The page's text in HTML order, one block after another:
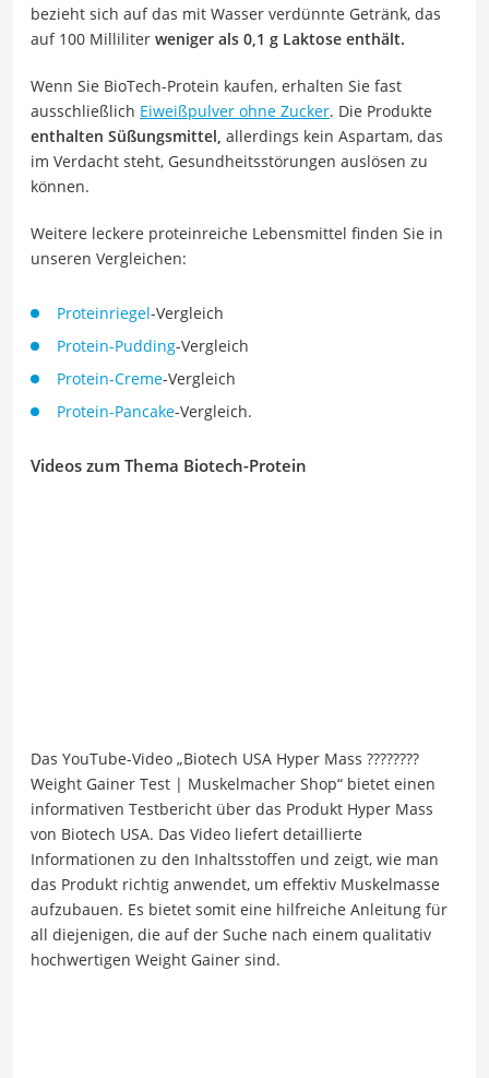
bezieht sich auf das mit Wasser verdünnte Getränk, das
auf 100 Milliliter weniger als 0,1 g Laktose enthält.
Wenn Sie BioTech-Protein kaufen, erhalten Sie fast
ausschließlich Eiweißpulver ohne Zucker. Die Produkte
enthalten Süßungsmittel, allerdings kein Aspartam, das
im Verdacht steht, Gesundheitsstörungen auslösen zu
können.
Weitere leckere proteinreiche Lebensmittel finden Sie in
unseren Vergleichen:
Proteinriegel-Vergleich
Protein-Pudding-Vergleich
Protein-Creme-Vergleich
Protein-Pancake-Vergleich.
Videos zum Thema Biotech-Protein
Das YouTube-Video „Biotech USA Hyper Mass ????????
Weight Gainer Test | Muskelmacher Shop“ bietet einen
informativen Testbericht über das Produkt Hyper Mass
von Biotech USA. Das Video liefert detaillierte
Informationen zu den Inhaltsstoffen und zeigt, wie man
das Produkt richtig anwendet, um effektiv Muskelmasse
aufzubauen. Es bietet somit eine hilfreiche Anleitung für
all diejenigen, die auf der Suche nach einem qualitativ
hochwertigen Weight Gainer sind.